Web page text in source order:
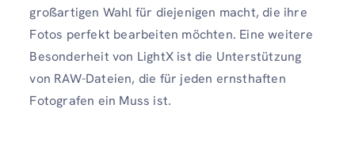
großartigen Wahl für diejenigen macht, die ihre
Fotos perfekt bearbeiten möchten. Eine weitere
Besonderheit von LightX ist die Unterstützung
von RAW-Dateien, die für jeden ernsthaften
Fotografen ein Muss ist.